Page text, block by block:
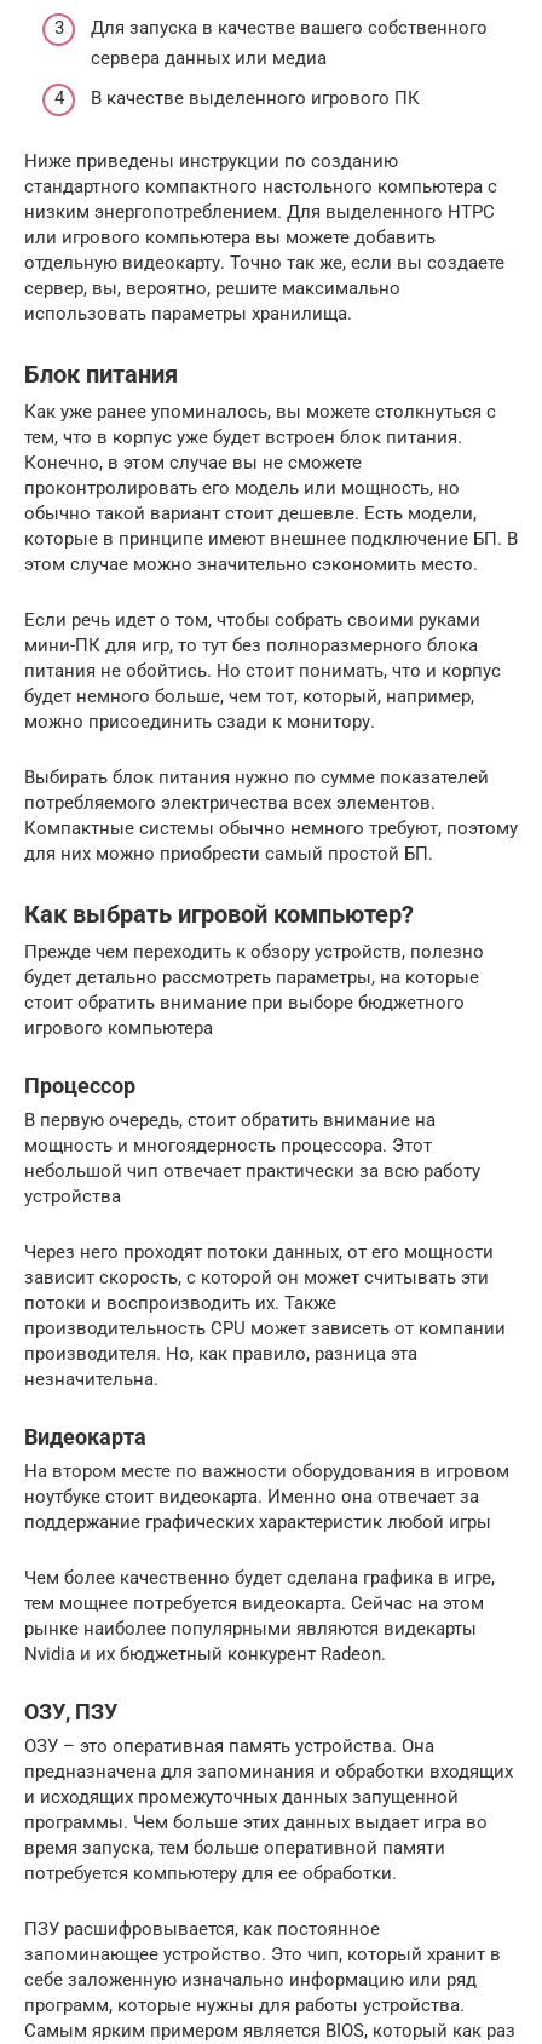
Для запуска в качестве вашего собственного
сервера данных или медиа
В качестве выделенного игрового ПК
Ниже приведены инструкции по созданию
стандартного компактного настольного компьютера с
низким энергопотреблением. Для выделенного HTPC
или игрового компьютера вы можете добавить
отдельную видеокарту. Точно так же, если вы создаете
сервер, вы, вероятно, решите максимально
использовать параметры хранилища.
Блок питания
Как уже ранее упоминалось, вы можете столкнуться с
тем, что в корпус уже будет встроен блок питания.
Конечно, в этом случае вы не сможете
проконтролировать его модель или мощность, но
обычно такой вариант стоит дешевле. Есть модели,
которые в принципе имеют внешнее подключение БП. В
этом случае можно значительно сэкономить место.
Если речь идет о том, чтобы собрать своими руками
мини-ПК для игр, то тут без полноразмерного блока
питания не обойтись. Но стоит понимать, что и корпус
будет немного больше, чем тот, который, например,
можно присоединить сзади к монитору.
Выбирать блок питания нужно по сумме показателей
потребляемого электричества всех элементов.
Компактные системы обычно немного требуют, поэтому
для них можно приобрести самый простой БП.
Как выбрать игровой компьютер?
Прежде чем переходить к обзору устройств, полезно
будет детально рассмотреть параметры, на которые
стоит обратить внимание при выборе бюджетного
игрового компьютера
Процессор
В первую очередь, стоит обратить внимание на
мощность и многоядерность процессора. Этот
небольшой чип отвечает практически за всю работу
устройства
Через него проходят потоки данных, от его мощности
зависит скорость, с которой он может считывать эти
потоки и воспроизводить их. Также
производительность CPU может зависеть от компании
производителя. Но, как правило, разница эта
незначительна.
Видеокарта
На втором месте по важности оборудования в игровом
ноутбуке стоит видеокарта. Именно она отвечает за
поддержание графических характеристик любой игры
Чем более качественно будет сделана графика в игре,
тем мощнее потребуется видеокарта. Сейчас на этом
рынке наиболее популярными являются видекарты
Nvidia и их бюджетный конкурент Radeon.
ОЗУ, ПЗУ
ОЗУ – это оперативная память устройства. Она
предназначена для запоминания и обработки входящих
и исходящих промежуточных данных запущенной
программы. Чем больше этих данных выдает игра во
время запуска, тем больше оперативной памяти
потребуется компьютеру для ее обработки.
ПЗУ расшифровывается, как постоянное
запоминающее устройство. Это чип, который хранит в
себе заложенную изначально информацию или ряд
программ, которые нужны для работы устройства.
Самым ярким примером является BIOS, который как раз